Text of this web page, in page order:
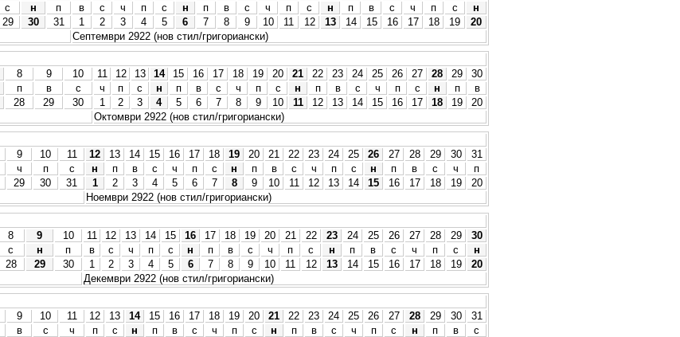
с н п в с ч п с н п в с ч п с н п в с ч п с
н
29 30 31 1 2 3 4 5 6 7 8 9 10 11 12 13 14 15 16 17 18 19
20
Септември 2922 (нов стил/григориански)
8 9 10 11 12 13 14 15 16 17 18 19 20 21 22 23 24 25 26 27 28 29
30
п в с ч п с н п в с ч п с н п в с ч п с н п
в
28 29 30 1 2 3 4 5 6 7 8 9 10 11 12 13 14 15 16 17 18 19
20
Октомври 2922 (нов стил/григориански)
9 10 11 12 13 14 15 16 17 18 19 20 21 22 23 24 25 26 27 28 29 30
31
ч п с н п в с ч п с н п в с ч п с н п в с ч
п
29 30 31 1 2 3 4 5 6 7 8 9 10 11 12 13 14 15 16 17 18 19
20
Ноември 2922 (нов стил/григориански)
8 9 10 11 12 13 14 15 16 17 18 19 20 21 22 23 24 25 26 27 28 29
30
с н п в с ч п с н п в с ч п с н п в с ч п с
н
28 29 30 1 2 3 4 5 6 7 8 9 10 11 12 13 14 15 16 17 18 19
20
Декември 2922 (нов стил/григориански)
9 10 11 12 13 14 15 16 17 18 19 20 21 22 23 24 25 26 27 28 29 30
31
в с ч п с н п в с ч п с н п в с ч п с н п в
с